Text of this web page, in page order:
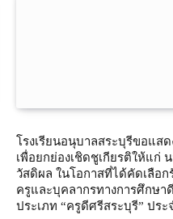
โรงเรียนอนุบาลสระบุรีขอแส
เพื่อยกย่องเชิดชูเกียรติให้แก่
วัสดิผล ในโอกาสที่ได้คัดเลือก
ครูและบุคลากรทางการศึกษา
ประเภท “ครูดีศรีสระบุรี” ปร